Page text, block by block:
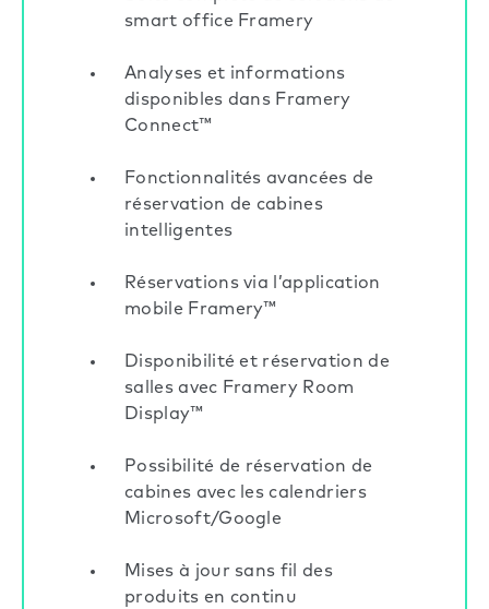
smart office Framery
Analyses et informations
disponibles dans Framery
Connect™
Fonctionnalités avancées de
réservation de cabines
intelligentes
Réservations via l’application
mobile Framery™
Disponibilité et réservation de
salles avec Framery Room
Display™
Possibilité de réservation de
cabines avec les calendriers
Microsoft/Google
Mises à jour sans fil des
produits en continu